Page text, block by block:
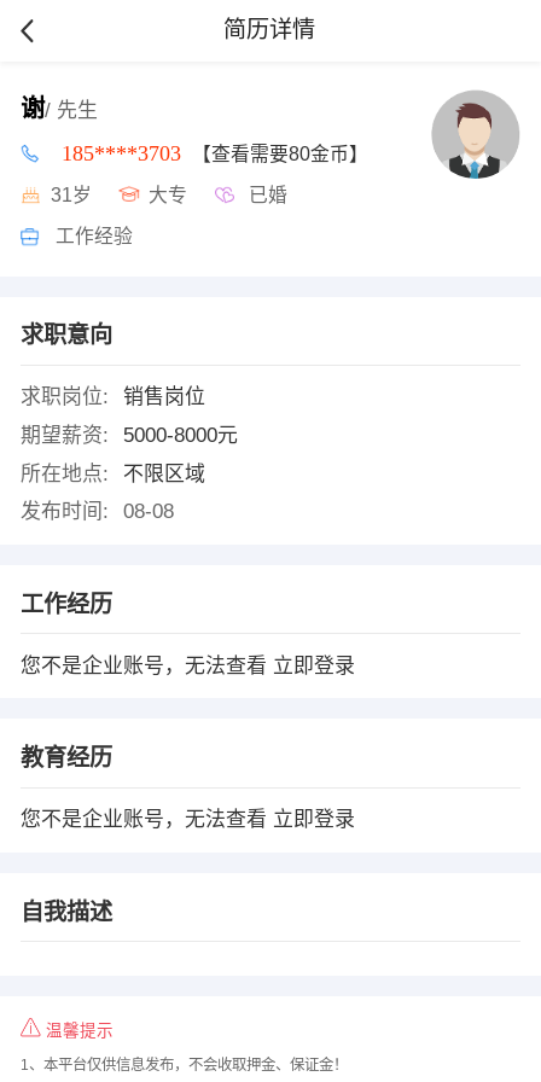
简历详情
谢/ 先生
185****3703 【查看需要80金币】
31岁 大专 已婚
工作经验
求职意向
求职岗位:
销售岗位
期望薪资:
5000-8000元
所在地点:
不限区域
发布时间:
08-08
工作经历
您不是企业账号，无法查看 立即登录
教育经历
您不是企业账号，无法查看 立即登录
自我描述
温馨提示
1、本平台仅供信息发布，不会收取押金、保证金！